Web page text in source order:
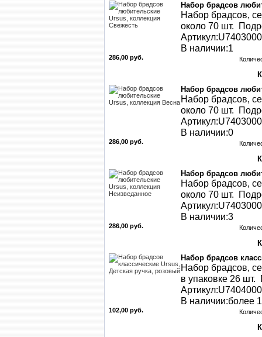
Набор брадсов
Набор брадсов,
около 70 шт.
В наличии:1
286,00 руб.
Набор брадсов
Набор брадсов,
около 70 шт.
В наличии:0
286,00 руб.
Набор брадсов
Набор брадсов,
около 70 шт.
В наличии:3
286,00 руб.
Набор брадсов
Набор брадсов,
в упаковке 26
В наличии:более
102,00 руб.